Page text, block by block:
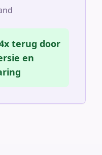
terug door
en